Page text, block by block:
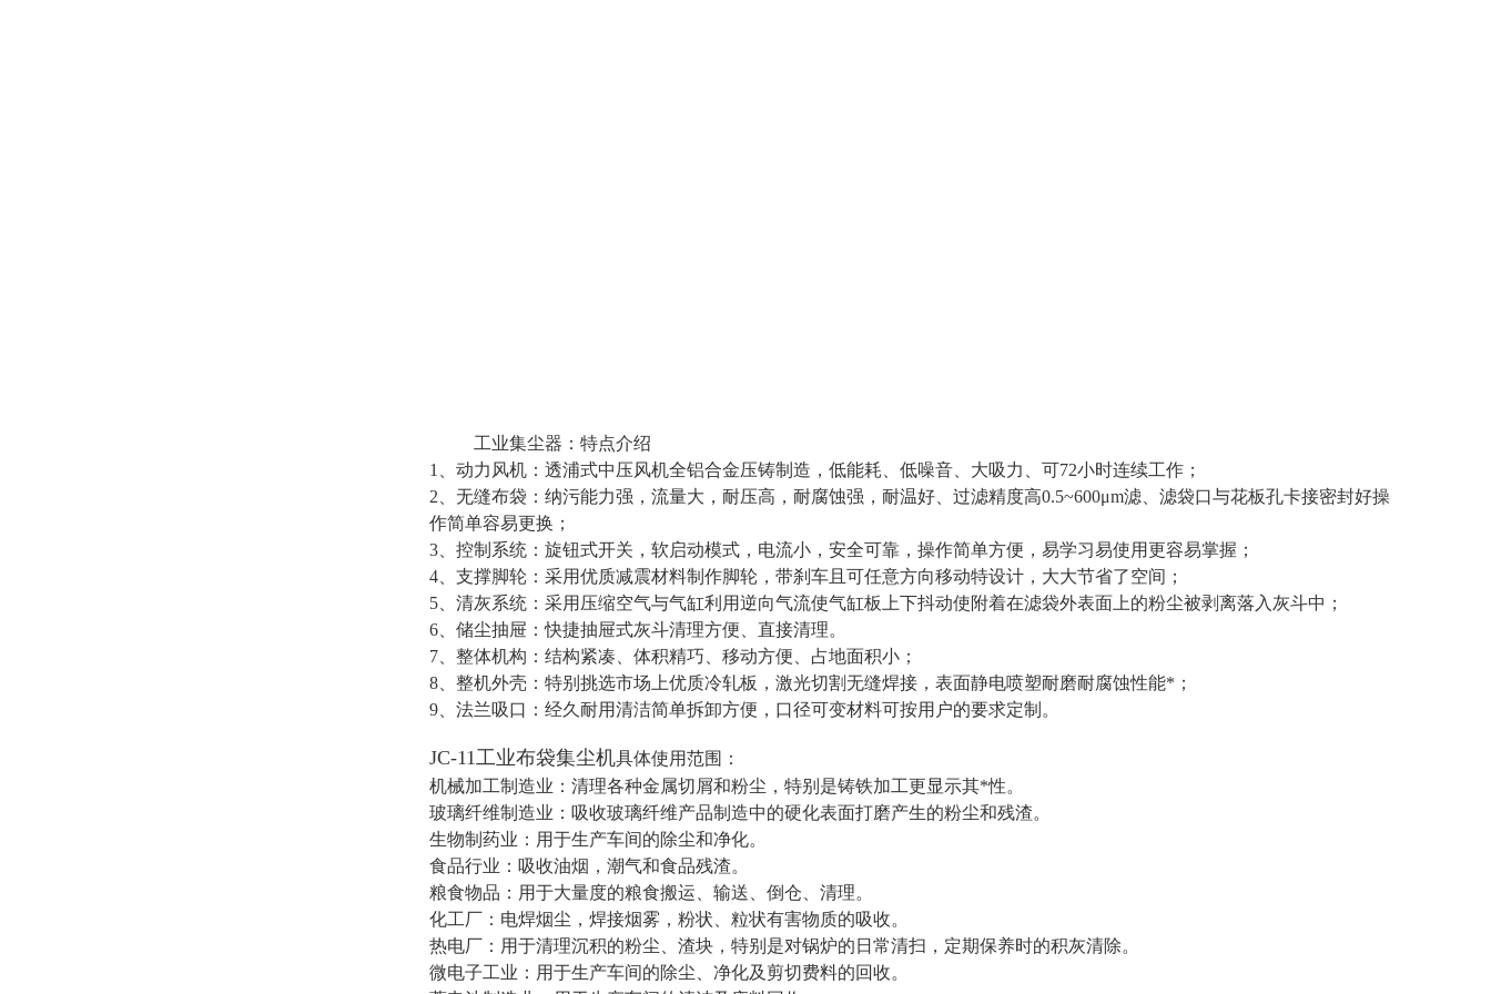
工业集尘器：特点介绍
1、动力风机：透浦式中压风机全铝合金压铸制造，低能耗、低噪音、大吸力、可72小时连续工作；
2、无缝布袋：纳污能力强，流量大，耐压高，耐腐蚀强，耐温好、过滤精度高0.5~600μm滤、滤袋口与花板孔卡接密封好操
作简单容易更换；
3、控制系统：旋钮式开关，软启动模式，电流小，安全可靠，操作简单方便，易学习易使用更容易掌握；
4、支撑脚轮：采用优质减震材料制作脚轮，带刹车且可任意方向移动特设计，大大节省了空间；
5、清灰系统：采用压缩空气与气缸利用逆向气流使气缸板上下抖动使附着在滤袋外表面上的粉尘被剥离落入灰斗中；
6、储尘抽屉：快捷抽屉式灰斗清理方便、直接清理。
7、整体机构：结构紧凑、体积精巧、移动方便、占地面积小；
8、整机外壳：特别挑选市场上优质冷轧板，激光切割无缝焊接，表面静电喷塑耐磨耐腐蚀性能*；
9、法兰吸口：经久耐用清洁简单拆卸方便，口径可变材料可按用户的要求定制。
JC-11工业布袋集尘机具体使用范围：
机械加工制造业：清理各种金属切屑和粉尘，特别是铸铁加工更显示其*性。
玻璃纤维制造业：吸收玻璃纤维产品制造中的硬化表面打磨产生的粉尘和残渣。
生物制药业：用于生产车间的除尘和净化。
食品行业：吸收油烟，潮气和食品残渣。
粮食物品：用于大量度的粮食搬运、输送、倒仓、清理。
化工厂：电焊烟尘，焊接烟雾，粉状、粒状有害物质的吸收。
热电厂：用于清理沉积的粉尘、渣块，特别是对锅炉的日常清扫，定期保养时的积灰清除。
微电子工业：用于生产车间的除尘、净化及剪切费料的回收。